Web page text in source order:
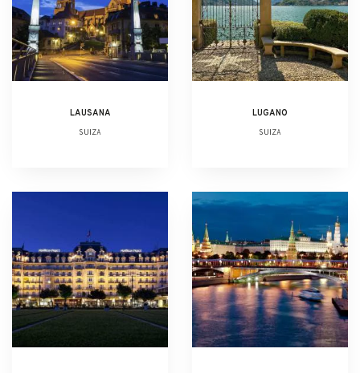
LAUSANA
SUIZA
LUGANO
SUIZA